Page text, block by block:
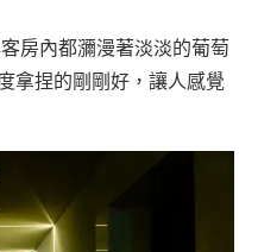
房內都瀰漫著淡淡的葡萄
拿捏的剛剛好，讓人感覺